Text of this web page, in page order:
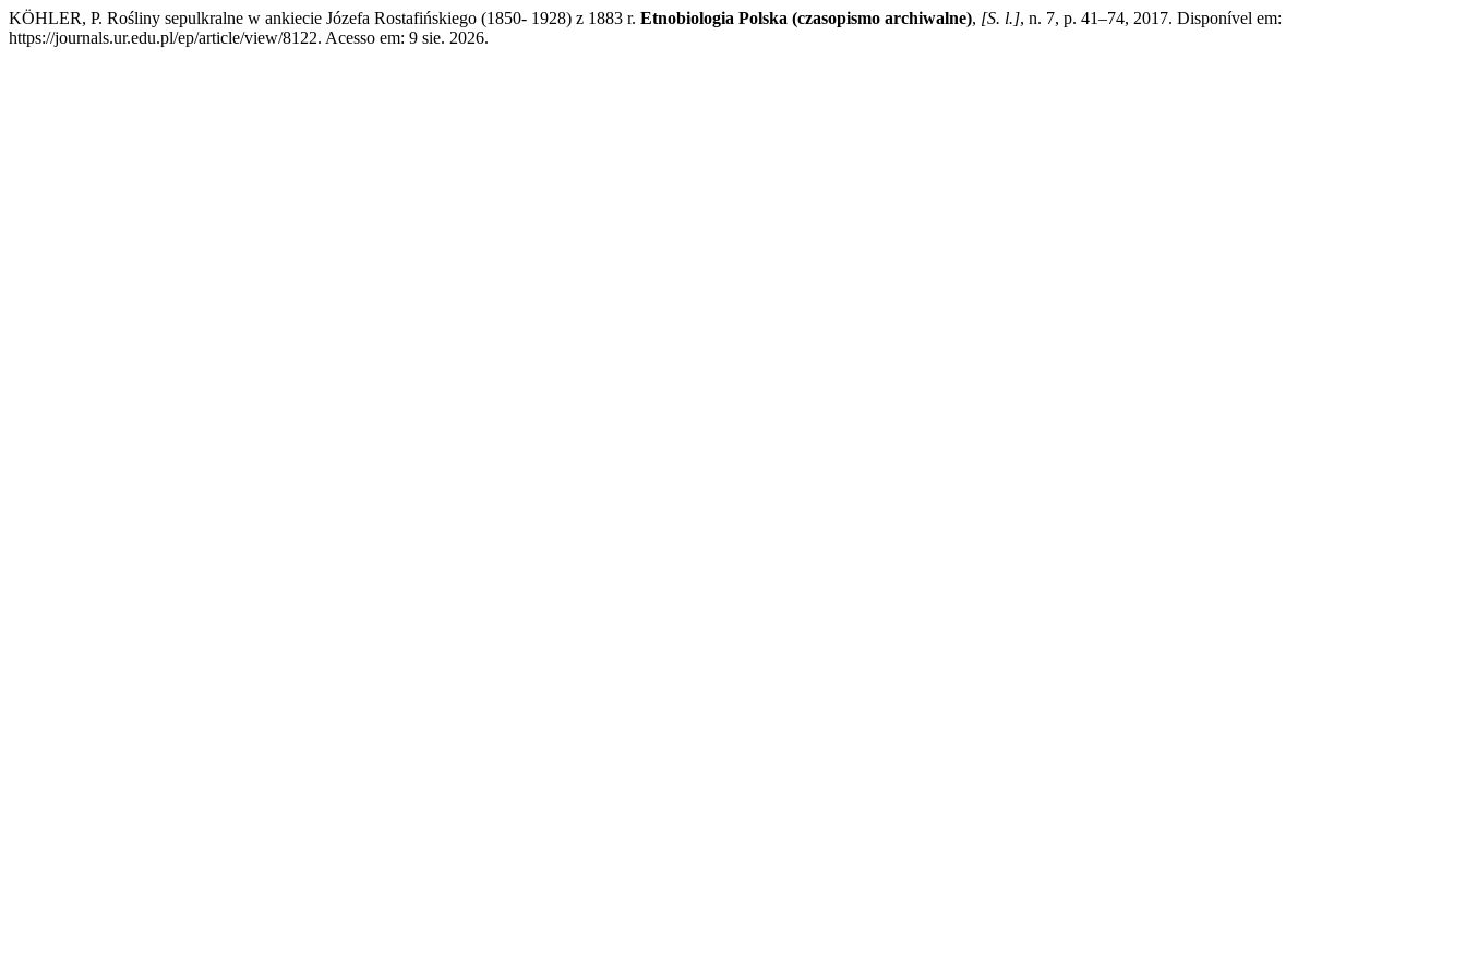
KÖHLER, P. Rośliny sepulkralne w ankiecie Józefa Rostafińskiego (1850- 1928) z 1883 r. Etnobiologia Polska (czasopismo archiwalne), [S. l.], n. 7, p. 41–74, 2017. Disponível em:
https://journals.ur.edu.pl/ep/article/view/8122. Acesso em: 9 sie. 2026.